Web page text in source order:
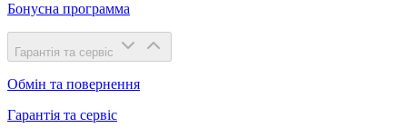
Бонусна программа
Гарантія та сервіс
Обмін та повернення
Гарантія та сервіс